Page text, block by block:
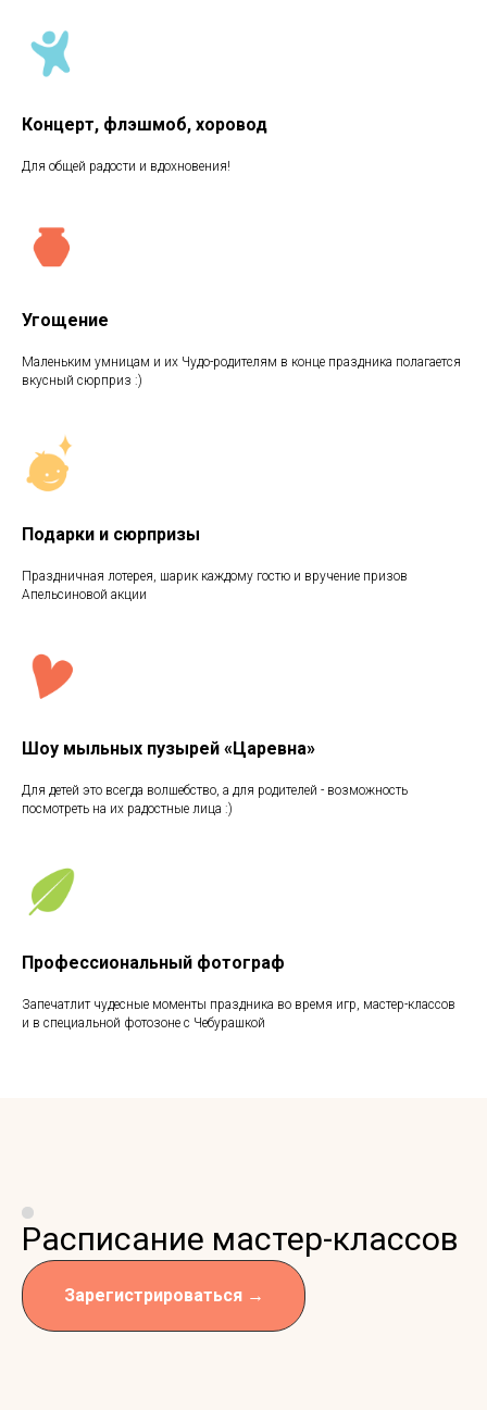
Концерт, флэшмоб, хоровод
Для общей радости и вдохновения!
Угощение
Маленьким умницам и их Чудо-родителям в конце праздника полагается
вкусный сюрприз :)
Подарки и сюрпризы
Праздничная лотерея, шарик каждому гостю и вручение призов
Апельсиновой акции
Шоу мыльных пузырей «Царевна»
Для детей это всегда волшебство, а для родителей - возможность
посмотреть на их радостные лица :)
Профессиональный фотограф
Запечатлит чудесные моменты праздника во время игр, мастер-классов
и в специальной фотозоне с Чебурашкой
Расписание мастер-классов
Зарегистрироваться →